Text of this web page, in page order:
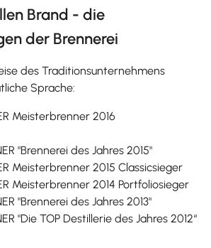
Brand - die
der Brennerei
des Traditionsunternehmens
Sprache:
Meisterbrenner 2016
"Brennerei des Jahres 2015"
Meisterbrenner 2015 Classicsieger
Meisterbrenner 2014 Portfoliosieger
"Brennerei des Jahres 2013"
"Die TOP Destillerie des Jahres 2012“